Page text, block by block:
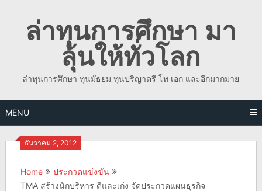
contentล่าทุนการศึกษา มา
ลุ้นให้ทั่วโลก
ล่าทุนการศึกษา ทุนมัธยม ทุนปริญาตรี โท เอก และอีกมากมาย
MENU
ธันวาคม 2, 2012
Home
ประกวดแข่งขัน
TMA สร้างนักบริหาร ดีและเก่ง จัดประกวดแผนธุรกิจ